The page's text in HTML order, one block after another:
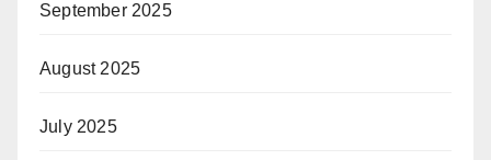
September 2025
August 2025
July 2025